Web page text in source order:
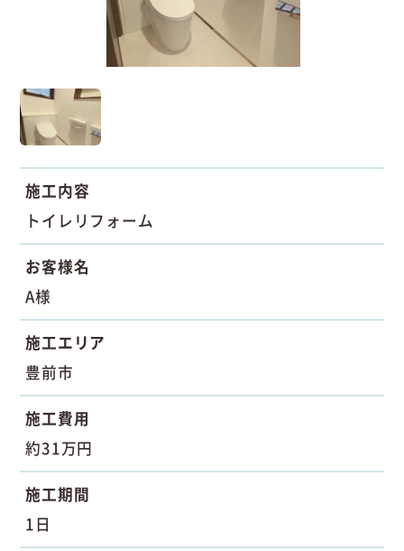
施工内容
トイレリフォーム
お客様名
A様
施工エリア
豊前市
施工費用
約31万円
施工期間
1日